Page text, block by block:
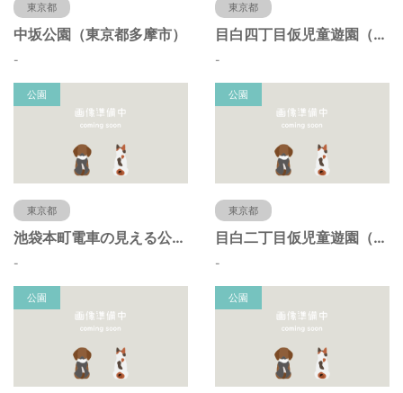
東京都
中坂公園（東京都多摩市）
-
東京都
目白四丁目仮児童遊園（東京都豊島区）
-
公園
東京都
池袋本町電車の見える公園（東京都豊島区）
-
公園
東京都
目白二丁目仮児童遊園（東京都豊島区）
-
公園 公園